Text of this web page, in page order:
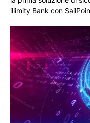
illimity Bank con